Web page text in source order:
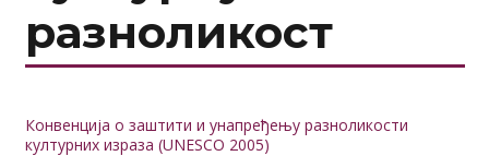
разноликост
Конвенција о заштити и унапређењу разноликости
културних израза (UNESCO 2005)